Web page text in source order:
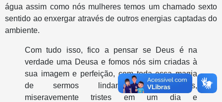
água assim como nós mulheres temos um chamado sexto
sentido ao enxergar através de outros energias captadas do
ambiente.
Com tudo isso, fico a pensar se Deus é na
verdade uma Deusa e fomos nós sim criadas à
sua imagem e perfeição, com toda essa magia
de sermos lindamente imperfeitas,
miseravemente tristes em um dia e